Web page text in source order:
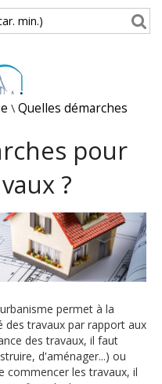
min.)
\ Quelles démarches
pour
?
permet à la
travaux par rapport aux
des travaux, il faut
d'aménager...) ou
commencer les travaux, il